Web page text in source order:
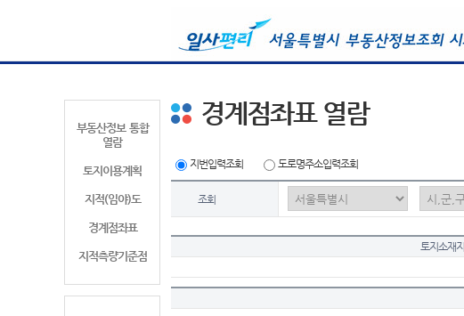
부동산정보 통합
열람
토지이용계획
지적(임야)도
경계점좌표
지적측량기준점
경계점좌표 열람
지번입력조회 도로명주소입력조회
조회
토지소재지